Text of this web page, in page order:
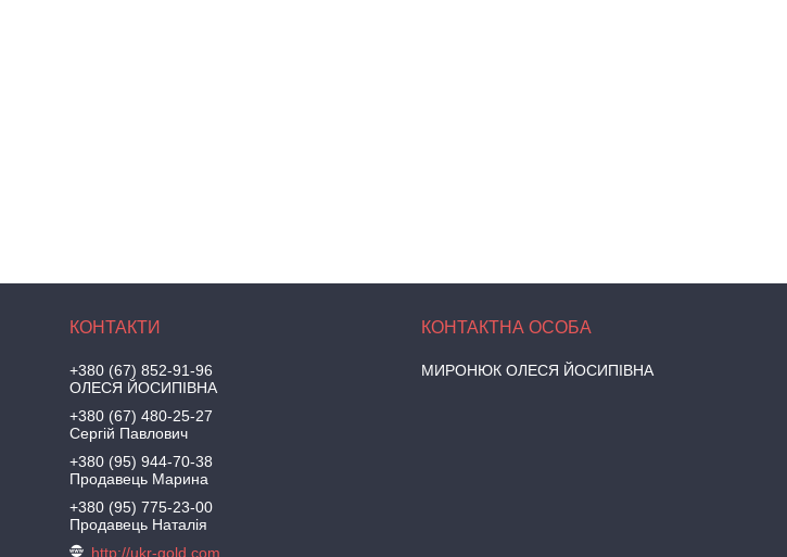
+380 (67) 852-91-96
ОЛЕСЯ ЙОСИПІВНА
+380 (67) 480-25-27
Сергій Павлович
+380 (95) 944-70-38
Продавець Марина
+380 (95) 775-23-00
Продавець Наталія
http://ukr-gold.com
МИРОНЮК ОЛЕСЯ ЙОСИПІВНА